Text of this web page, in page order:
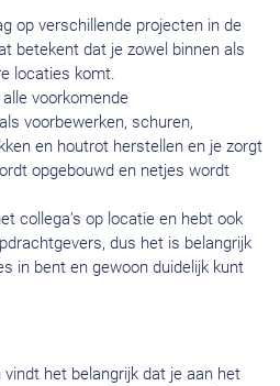
op verschillende projecten in de
betekent dat je zowel binnen als
locaties komt.
voorkomende
voorbewerken, schuren,
en houtrot herstellen en je zorgt
opgebouwd en netjes wordt
collega’s op locatie en hebt ook
dus het is belangrijk
in bent en gewoon duidelijk kunt
het belangrijk dat je aan het